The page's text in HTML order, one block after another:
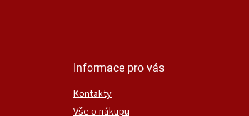
Informace pro vás
Kontakty
Vše o nákupu